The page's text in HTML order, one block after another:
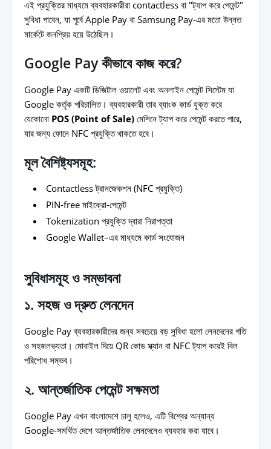
এই প্রযুক্তির মাধ্যমে ব্যবহারকারীরা contactless বা "ট্যাপ করে পেমেন্ট"
সুবিধা পাবেন, যা পূর্বে Apple Pay বা Samsung Pay-এর মতো উন্নত
মার্কেটে জনপ্রিয় হয়ে উঠেছিল।
Google Pay কীভাবে কাজ করে?
Google Pay একটি ডিজিটাল ওয়ালেট এবং অনলাইন পেমেন্ট সিস্টেম যা
Google কর্তৃক পরিচালিত। ব্যবহারকারী তার ব্যাংক কার্ড যুক্ত করে
যেকোনো POS (Point of Sale) মেশিনে ট্যাপ করে পেমেন্ট করতে পারে,
যার জন্য ফোনে NFC প্রযুক্তি থাকতে হবে।
মূল বৈশিষ্ট্যসমূহ:
Contactless ট্রানজেকশন (NFC প্রযুক্তি)
PIN-free মাইক্রো-পেমেন্ট
Tokenization প্রযুক্তি দ্বারা নিরাপত্তা
Google Wallet–এর মাধ্যমে কার্ড সংযোজন
সুবিধাসমূহ ও সম্ভাবনা
১. সহজ ও দ্রুত লেনদেন
Google Pay ব্যবহারকারীদের জন্য সবচেয়ে বড় সুবিধা হলো লেনদেনের গতি
ও সহজলভ্যতা। মোবাইল দিয়ে QR কোড স্ক্যান বা NFC ট্যাপ করেই বিল
পরিশোধ সম্ভব।
২. আন্তর্জাতিক পেমেন্ট সক্ষমতা
Google Pay এখন বাংলাদেশে চালু হলেও, এটি বিশ্বের অন্যান্য
Google-সমর্থিত দেশে আন্তর্জাতিক লেনদেনেও ব্যবহার করা যাবে।